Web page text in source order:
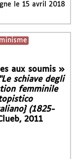
le15 avril 2018
aux soumis »
“Le schiave degli
femminile
(1825-
2011